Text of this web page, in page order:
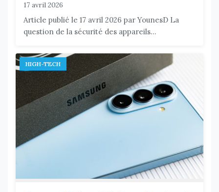
17 avril 2026
Article publié le 17 avril 2026 par YounesD La
question de la sécurité des appareils...
HIGH-TECH